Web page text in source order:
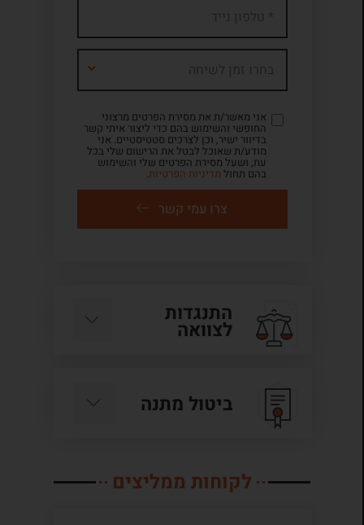
אני מאשר/ת את מסירת הפרטים מרצוני
החופשי והשימוש בהם כדי ליצור איתי קשר
בדיוור ישיר, וכן לצרכים סטטיסטיים. אני
מודע/ת שאוכל לבטל את הרישום שלי בכל
עת, ושעל מסירת הפרטים שלי והשימוש
בהם תחול מדיניות הפרטיות.
צרו עמי קשר
התנגדות
לצוואה
ביטול מתנה
לקוחות ממליצים